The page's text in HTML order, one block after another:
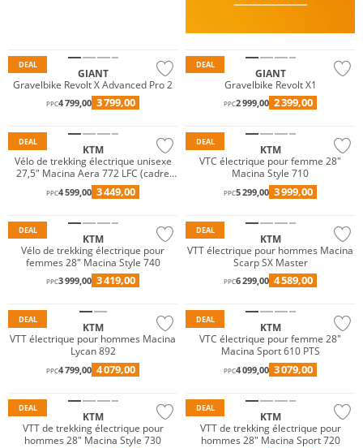
DEAL
GIANT
Gravelbike Revolt X Advanced Pro 2
PPC4 799,00 3 799,00
DEAL
GIANT
Gravelbike Revolt X1
PPC2 999,00 2 399,00
DEAL
KTM
Vélo de trekking électrique unisexe
27,5" Macina Aera 772 LFC (cadre
ouvert)
PPC4 599,00 3 449,00
DEAL
KTM
VTC électrique pour femme 28"
Macina Style 710
PPC5 299,00 3 999,00
DEAL
KTM
Vélo de trekking électrique pour
femmes 28" Macina Style 740
PPC3 999,00 3 419,00
DEAL
KTM
VTT électrique pour hommes Macina
Scarp SX Master
PPC6 299,00 4 589,00
DEAL
KTM
VTT électrique pour hommes Macina
Lycan 892
PPC4 799,00 4 079,00
DEAL
KTM
VTC électrique pour femme 28"
Macina Sport 610 PTS
PPC4 099,00 3 079,00
DEAL
KTM
VTT de trekking électrique pour
hommes 28" Macina Style 730
DEAL
KTM
VTT de trekking électrique pour
hommes 28" Macina Sport 720